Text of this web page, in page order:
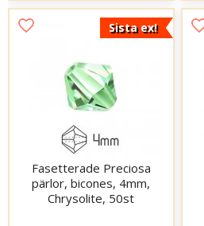
Sista ex!
Fasetterade Preciosa
pärlor, bicones, 4mm,
Chrysolite, 50st